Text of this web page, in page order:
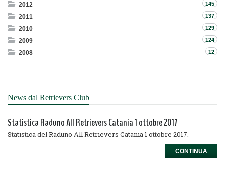
2012 145
2011 137
2010 129
2009 124
2008 12
News dal Retrievers Club
Statistica Raduno All Retrievers Catania 1 ottobre 2017
Statistica del Raduno All Retrievers Catania 1 ottobre 2017.
CONTINUA